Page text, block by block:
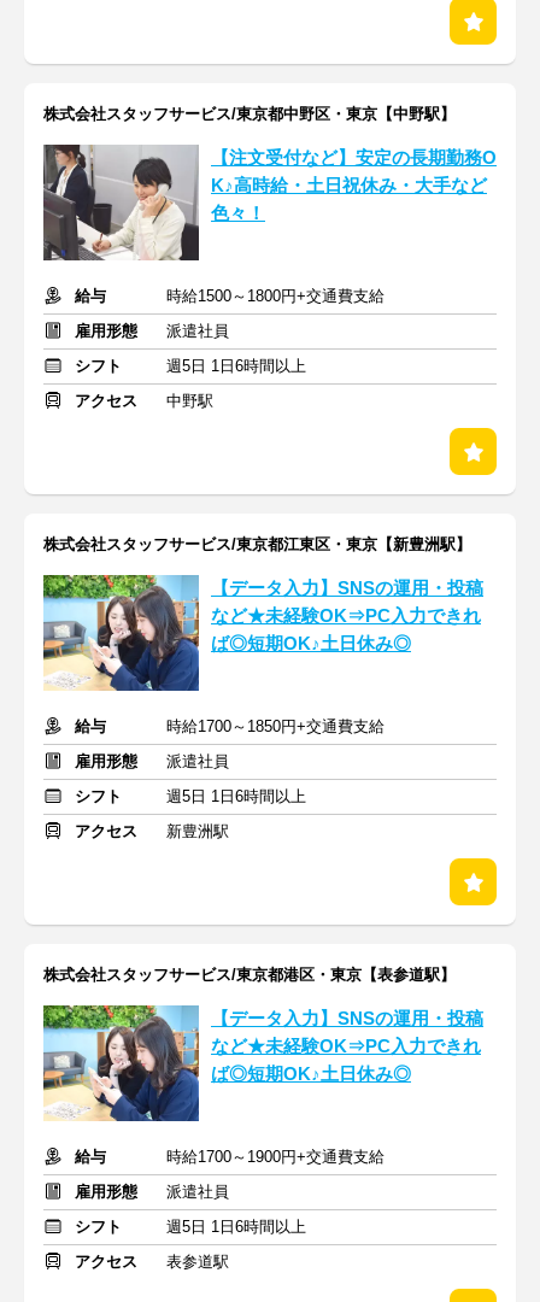
株式会社スタッフサービス/東京都中野区・東京【中野駅】
【注文受付など】安定の長期勤務O
K♪高時給・土日祝休み・大手など
色々！
給与
時給1500～1800円+交通費支給
雇用形態
派遣社員
シフト
週5日 1日6時間以上
アクセス
中野駅
株式会社スタッフサービス/東京都江東区・東京【新豊洲駅】
【データ入力】SNSの運用・投稿
など★未経験OK⇒PC入力できれ
ば◎短期OK♪土日休み◎
給与
時給1700～1850円+交通費支給
雇用形態
派遣社員
シフト
週5日 1日6時間以上
アクセス
新豊洲駅
株式会社スタッフサービス/東京都港区・東京【表参道駅】
【データ入力】SNSの運用・投稿
など★未経験OK⇒PC入力できれ
ば◎短期OK♪土日休み◎
給与
時給1700～1900円+交通費支給
雇用形態
派遣社員
シフト
週5日 1日6時間以上
アクセス
表参道駅